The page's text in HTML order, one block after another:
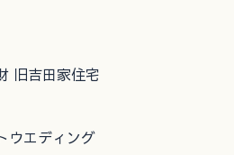
旧吉田家住宅
ウエディング